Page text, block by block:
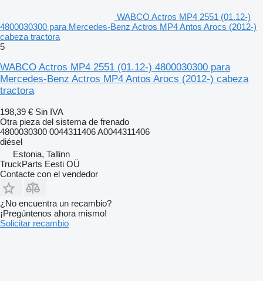
WABCO Actros MP4 2551 (01.12-)
4800030300 para Mercedes-Benz Actros MP4 Antos Arocs (2012-)
cabeza tractora
5
WABCO Actros MP4 2551 (01.12-) 4800030300 para
Mercedes-Benz Actros MP4 Antos Arocs (2012-) cabeza
tractora
198,39 € Sin IVA
Otra pieza del sistema de frenado
4800030300 0044311406 A0044311406
diésel
Estonia, Tallinn
TruckParts Eesti OÜ
Contacte con el vendedor
¿No encuentra un recambio?
¡Pregúntenos ahora mismo!
Solicitar recambio